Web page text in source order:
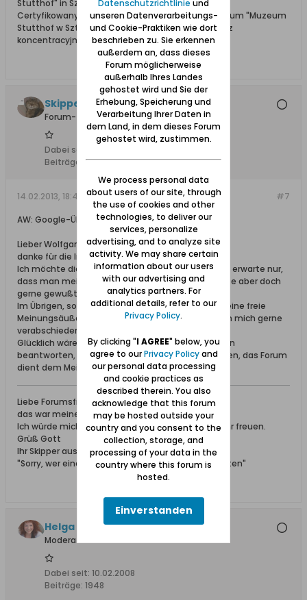
Stutthof" in Sztutowo
Certyfikowany przewodnik i wolontariusz po muzeum "Muzeum
Stutthof w Sztutowie - Niemiecki nazistowski obóz
koncentracyjny i zagłady"
Skipper
Forum-Teilnehmer
Dabei seit:
Beiträge:
34
#7
14.02.2013, 18:47
AW: Google-Übersetzer
Lieber Wolfgang,
danke für die Info.
Ich möchte dieses Thema nicht überstrapazieren, erwarte nur,
dass man meine Meinung einfach akzeptiert, hätte aber doch
gerne gewußt wo das jetzt zu finden ist.
Im Übrigen, sollte ich das Forum stören, weil hier keine freie
Meinungsäußerung gewünscht wird, dann kann ich mich gerne
verabschieden.
Glücklich wäre ich jedoch, würde man meine Fragen
beantworten, denn irgendwo habe ich auch gelesen, das Forum
dient dem Meinungsaustausch?
Liebe Forumsfreunde,
das war meine subjektive Meinung.
Ich würde mich über eine respektvolle Antwort sehr freuen.
Grüß Gott
Ihr Skipper aus Bavaria
"Sorry, wer einen Fehler findet, darf ihn auch behalten"
Helga +, Ehrenmitglied
Moderatorin
Dabei seit: 10.02.2008
Beiträge: 1948
Datenschutzrichtlinie und
unseren Datenverarbeitungs-
und Cookie-Praktiken wie dort
beschrieben zu. Sie erkennen
außerdem an, dass dieses
Forum möglicherweise
außerhalb Ihres Landes
gehostet wird und Sie der
Erhebung, Speicherung und
Verarbeitung Ihrer Daten in
dem Land, in dem dieses Forum
gehostet wird, zustimmen.
We process personal data
about users of our site, through
the use of cookies and other
technologies, to deliver our
services, personalize
advertising, and to analyze site
activity. We may share certain
information about our users
with our advertising and
analytics partners. For
additional details, refer to our
Privacy Policy.
By clicking "I AGREE" below, you
agree to ourPrivacy Policyand
our personal data processing
and cookie practices as
described therein. You also
acknowledge that this forum
may be hosted outside your
country and you consent to the
collection, storage, and
processing of your data in the
country where this forum is
hosted.
Einverstanden